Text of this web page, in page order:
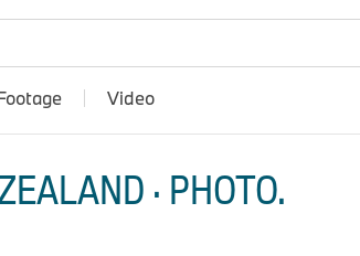
Video
· PHOTO.